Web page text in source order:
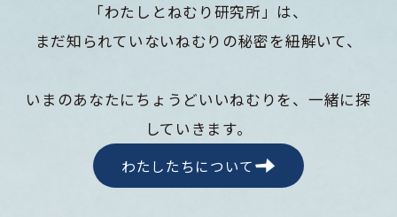
「わたしとねむり研究所」は、
まだ知られていないねむりの秘密を紐解いて、
いまのあなたにちょうどいいねむりを、一緒に探
していきます。
わたしたちについて